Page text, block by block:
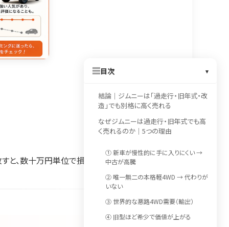
、数十万円単位で損をすることもあります。
☰目次 ▾
結論｜ジムニーは「過走行・旧年式・改
造」でも別格に高く売れる
なぜジムニーは過走行・旧年式でも高
く売れるのか｜5つの理由
① 新車が慢性的に手に入りにくい →
中古が高騰
② 唯一無二の本格軽4WD → 代わりが
いない
③ 世界的な悪路4WD需要（輸出）
④ 旧型ほど希少で価値が上がる